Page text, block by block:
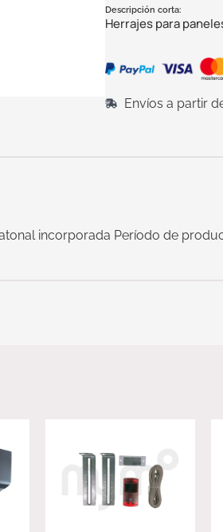
Descripción corta:
Herrajes para
Envíos a partir
incorporada Período de